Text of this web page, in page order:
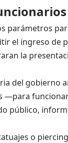
parámetros
el ingreso de
la
del gobierno
—para
público,
o